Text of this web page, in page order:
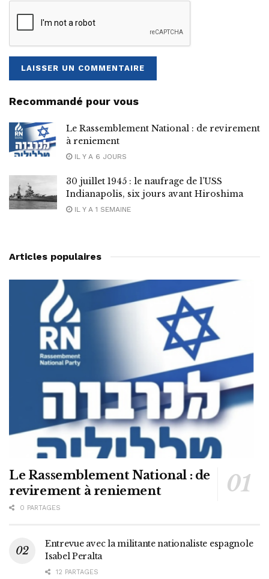
Recommandé pour vous
Le Rassemblement National : de revirement
à reniement
IL Y A 6 JOURS
30 juillet 1945 : le naufrage de l’USS
Indianapolis, six jours avant Hiroshima
IL Y A 1 SEMAINE
Articles populaires
Le Rassemblement National : de
revirement à reniement
0 PARTAGES
Entrevue avec la militante nationaliste espagnole
Isabel Peralta
12 PARTAGES